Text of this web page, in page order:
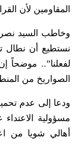
المقاومين لأن القرار
وخاطب السيد نصر
نستطيع أن نطال
لفعلنا”.. موضحاً
الصواريخ من
ودعا إلى عدم
مسؤولية
أهالي شويا من